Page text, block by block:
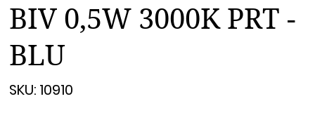
BIV 0,5W 3000K PRT -
BLU
SKU:
10910
10910